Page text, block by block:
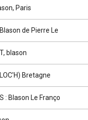
Paris
de Pierre Le
blason
Bretagne
: Blason Le Franço